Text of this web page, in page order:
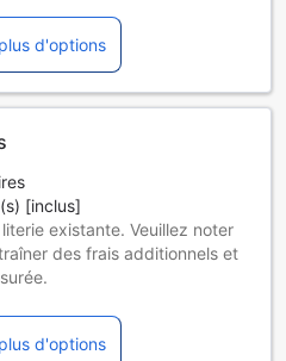
d'options
[inclus]
existante. Veuillez noter
des frais additionnels et
existante.
considérés comme des
d'options